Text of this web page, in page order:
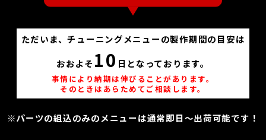
ただいま、チューニングメニューの製作期間の目安は
おおよそ 10 日となっております。
事情により納期は伸びることがあります。
そのときはあらためてご相談します。
※パーツの組込のみのメニューは通常即日～出荷可能です！